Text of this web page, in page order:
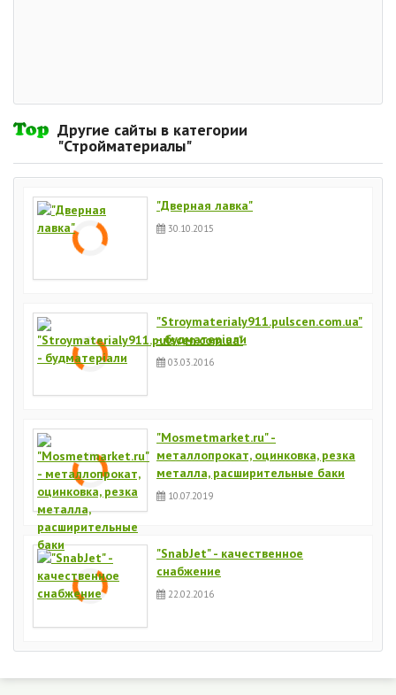
Другие сайты в категории
"Стройматериалы"
"Дверная лавка"
30.10.2015
"Stroymaterialy911.pulscen.com.ua"
- будматеріали
03.03.2016
"Mosmetmarket.ru" -
металлопрокат, оцинковка, резка
металла, расширительные баки
10.07.2019
"SnabJet" - качественное
снабжение
22.02.2016